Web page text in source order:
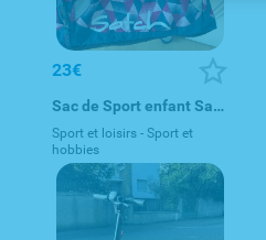
23€
Sac de Sport enfant Satch rose et bleu
Sport et loisirs - Sport et
hobbies